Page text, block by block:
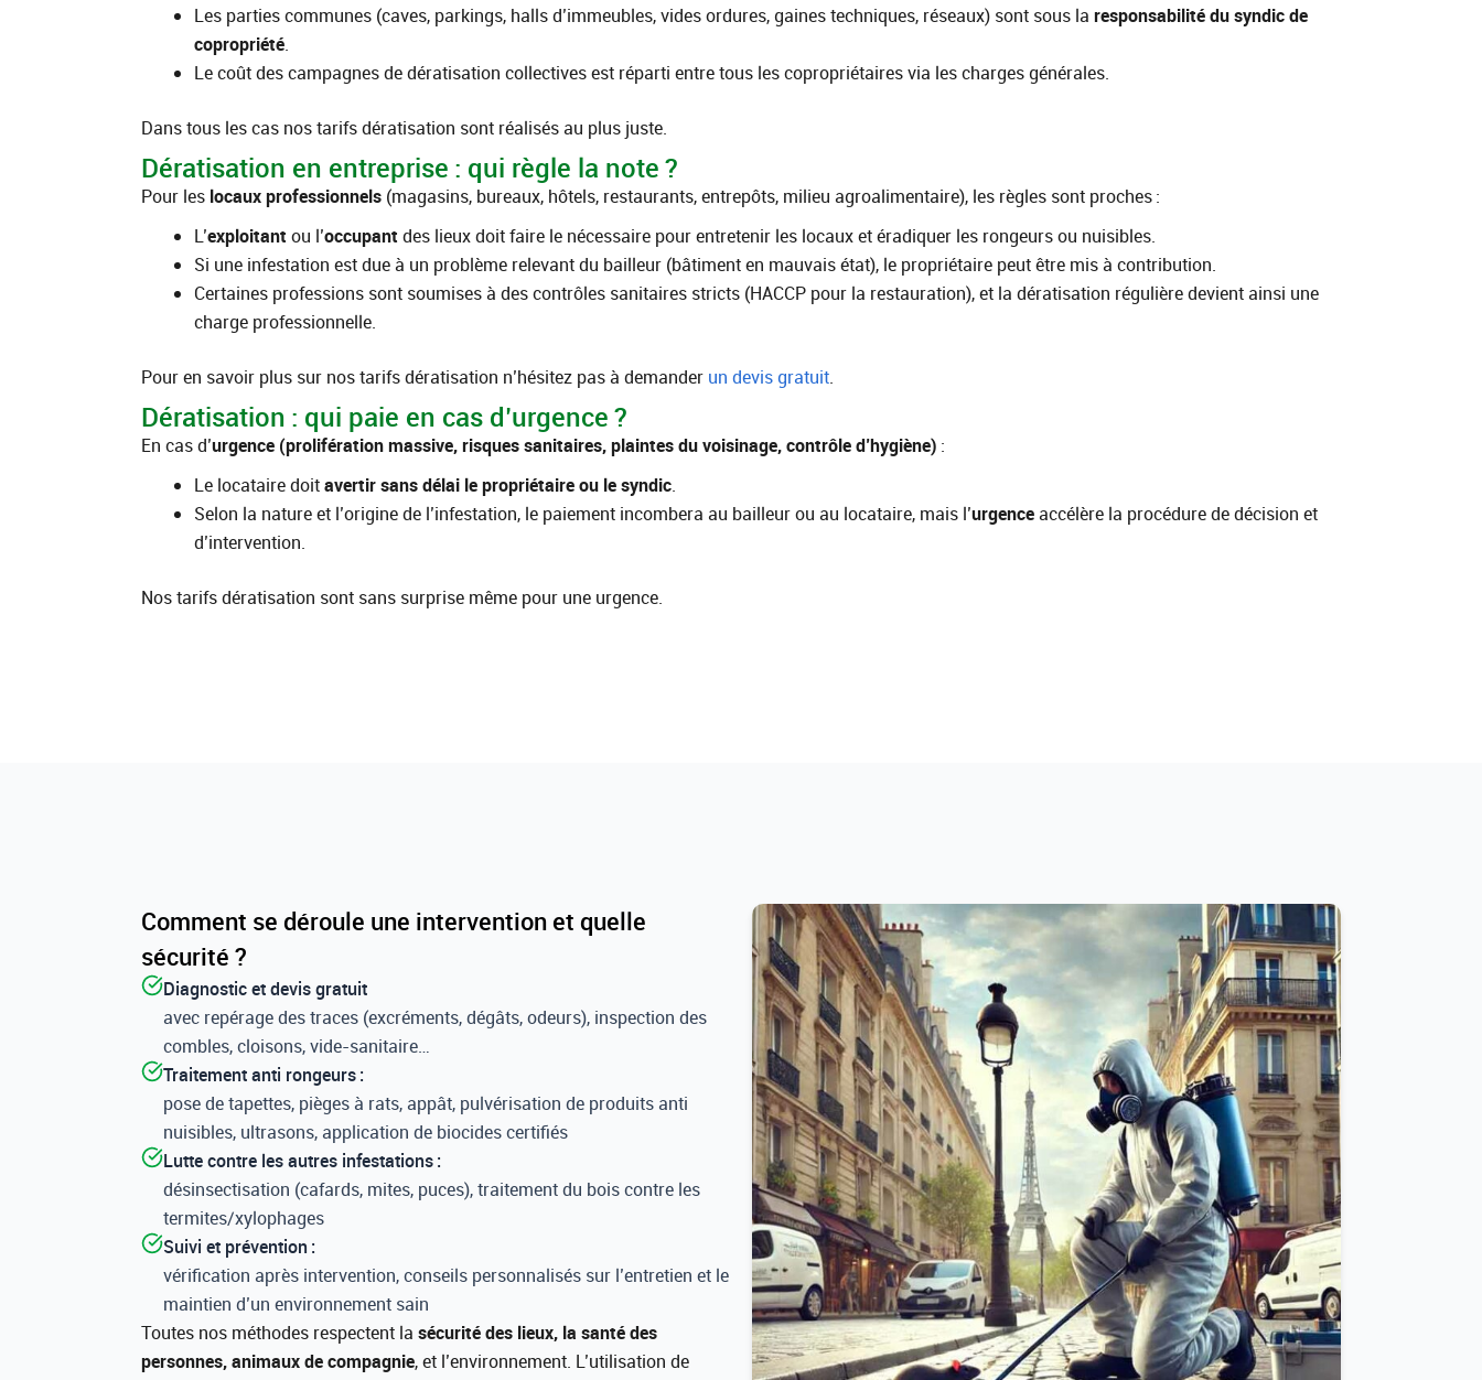
Les parties communes (caves, parkings, halls d’immeubles, vides ordures, gaines techniques, réseaux) sont sous la responsabilité du syndic de
copropriété.
Le coût des campagnes de dératisation collectives est réparti entre tous les copropriétaires via les charges générales.
Dans tous les cas nos tarifs dératisation sont réalisés au plus juste.
Dératisation en entreprise : qui règle la note ?
Pour les locaux professionnels(magasins, bureaux, hôtels, restaurants, entrepôts, milieu agroalimentaire), les règles sont proches :
L’exploitant ou l’occupant des lieux doit faire le nécessaire pour entretenir les locaux et éradiquer les rongeurs ou nuisibles.
Si une infestation est due à un problème relevant du bailleur (bâtiment en mauvais état), le propriétaire peut être mis à contribution.
Certaines professions sont soumises à des contrôles sanitaires stricts (HACCP pour la restauration), et la dératisation régulière devient ainsi une
charge professionnelle.
Pour en savoir plus sur nos tarifs dératisation n’hésitez pas à demander un devis gratuit.
Dératisation : qui paie en cas d’urgence ?
En cas d’urgence (prolifération massive, risques sanitaires, plaintes du voisinage, contrôle d’hygiène) :
Le locataire doitavertir sans délai le propriétaire ou le syndic.
Selon la nature et l’origine de l’infestation, le paiement incombera au bailleur ou au locataire, mais l’urgenceaccélère la procédure de décision et
d’intervention.
Nos tarifs dératisation sont sans surprise même pour une urgence.
Comment se déroule une intervention et quelle
sécurité ?
Diagnostic et devis gratuit
avec repérage des traces (excréments, dégâts, odeurs), inspection des
combles, cloisons, vide-sanitaire…
Traitement anti rongeurs :
pose de tapettes, pièges à rats, appât, pulvérisation de produits anti
nuisibles, ultrasons, application de biocides certifiés
Lutte contre les autres infestations :
désinsectisation (cafards, mites, puces), traitement du bois contre les
termites/xylophages
Suivi et prévention :
vérification après intervention, conseils personnalisés sur l’entretien et le
maintien d’un environnement sain
Toutes nos méthodes respectent la sécurité des lieux, la santé des
personnes, animaux de compagnie, et l’environnement. L’utilisation de